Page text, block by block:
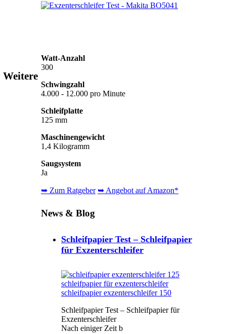
Weitere
Watt-Anzahl
300
Schwingzahl
4.000 - 12.000 pro Minute
Schleifplatte
125 mm
Maschinengewicht
1,4 Kilogramm
Saugsystem
Ja
➥ Zum Ratgeber ➥ Angebot auf Amazon*
News & Blog
Schleifpapier Test – Schleifpapier
für Exzenterschleifer
Schleifpapier Test – Schleifpapier für
Exzenterschleifer
Nach einiger Zeit b